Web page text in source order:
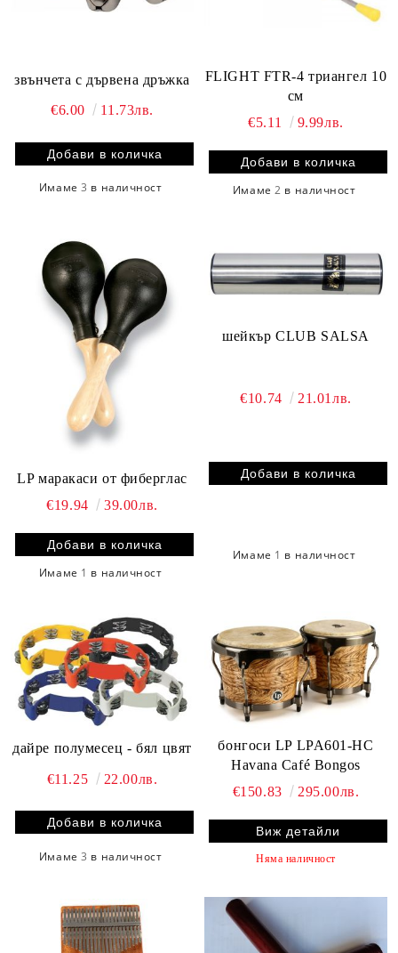
звънчета с дървена дръжка
€6.00 11.73лв.
Имаме3 в наличност
FLIGHT FTR-4 триангел 10
см
€5.11
9.99лв.
Имаме2 в наличност
LP маракаси от фиберглас
€19.94
39.00лв.
Имаме 1 в наличност
шейкър CLUB SALSA
€10.74 21.01лв.
Имаме 1 в наличност
дайре полумесец - бял цвят
€11.25 22.00лв.
Имаме3 в наличност
бонгоси LP LPA601-HC
Havana Café Bongos
€150.83
295.00лв.
Виж детайли
Няма наличност